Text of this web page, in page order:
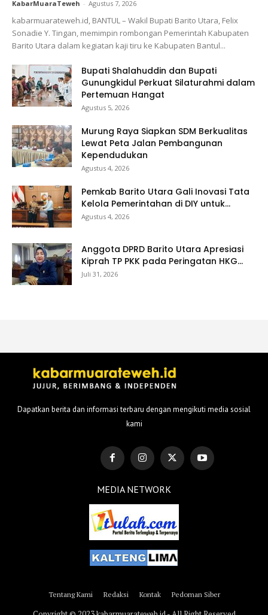
KabarMuaraTeweh - Agustus 7, 2026
kabarmuarateweh.id, BANTUL – Wakil Bupati Barito Utara, Felix
Sonadie Y. Tingan, memimpin rombongan Pemerintah Kabupaten
Barito Utara dalam kegiatan kaji tiru ke Kabupaten Bantul...
Bupati Shalahuddin dan Bupati
Gunungkidul Perkuat Silaturahmi dalam
Pertemuan Hangat
Agustus 5, 2026
Murung Raya Siapkan SDM Berkualitas
Lewat Peta Jalan Pembangunan
Kependudukan
Agustus 4, 2026
Pemkab Barito Utara Gali Inovasi Tata
Kelola Pemerintahan di DIY untuk...
Agustus 4, 2026
Anggota DPRD Barito Utara Apresiasi
Kiprah TP PKK pada Peringatan HKG...
Juli 31, 2026
Dapatkan berita dan informasi terbaru dengan mengikuti media sosial
kami
MEDIA NETWORK
Tentang Kami Redaksi Kontak Pedoman Siber